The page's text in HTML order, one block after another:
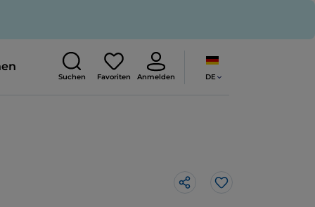
Suchen Favoriten Anmelden DE
Like